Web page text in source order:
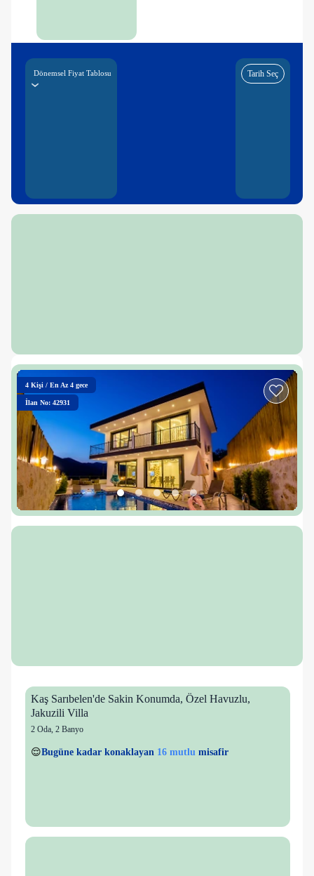
Dönemsel Fiyat Tablosu Tarih Seç
4 Kişi / En Az 4 gece
İlan No: 42931
Kaş Sarıbelen'de Sakin Konumda, Özel Havuzlu,
Jakuzili Villa
2 Oda, 2 Banyo
👀Son 1 saatte43 kişigörüntüledi